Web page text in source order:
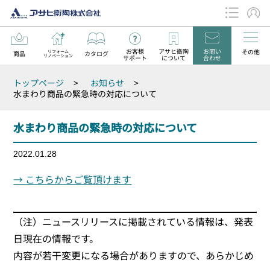
商品 リフォーム
リノベーション カタログ お客様
サポート
アサヒ衛陶
について
お問い
合わせ
その他
トップページ > お知らせ
>
水まわり商品の緊急時の対応について
水まわり商品の緊急時の対応について
2022.01.28
→ こちらからご覧頂けます
（注）ニュースリリースに掲載されている情報は、発表
日現在の情報です。
内容が若干変更になる場合がありますので、あらかじめ